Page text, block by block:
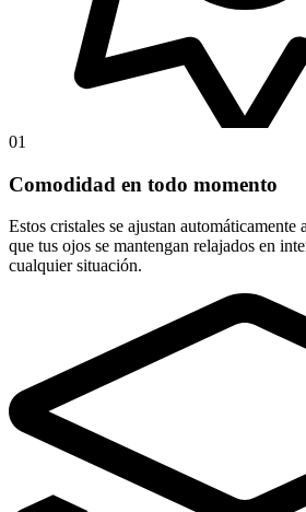
01
Comodidad en todo momento
Estos cristales se ajustan automáticamente
que tus ojos se mantengan relajados en
cualquier situación.